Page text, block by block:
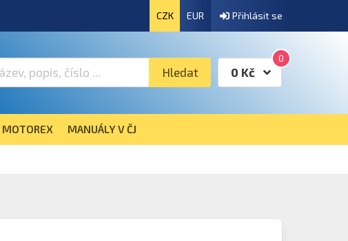
CZK EUR Přihlásit se
Hledat
0
0 Kč
MOTOREX MANUÁLY V ČJ